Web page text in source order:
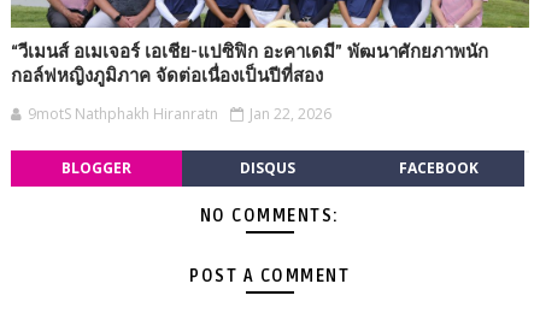
“วีเมนส์ อเมเจอร์ เอเชีย-แปซิฟิก อะคาเดมี” พัฒนาศักยภาพนัก
กอล์ฟหญิงภูมิภาค จัดต่อเนื่องเป็นปีที่สอง
9motS Nathphakh Hiranratn Jan 22, 2026
BLOGGER DISQUS FACEBOOK
NO COMMENTS:
POST A COMMENT